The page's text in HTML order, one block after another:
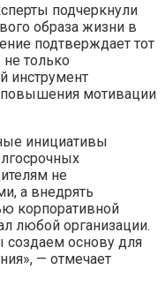
подчеркнули
образа жизни в
подтверждает тот
не только
инструмент
мотивации
инициативы
не
а внедрять
корпоративной
любой организации.
создаем основу для
— отмечает